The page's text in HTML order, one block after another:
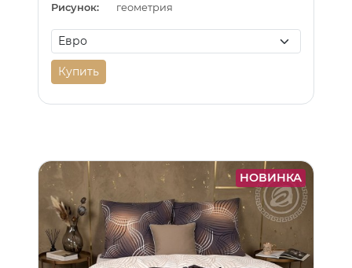
Рисунок:
геометрия
Купить
НОВИНКА